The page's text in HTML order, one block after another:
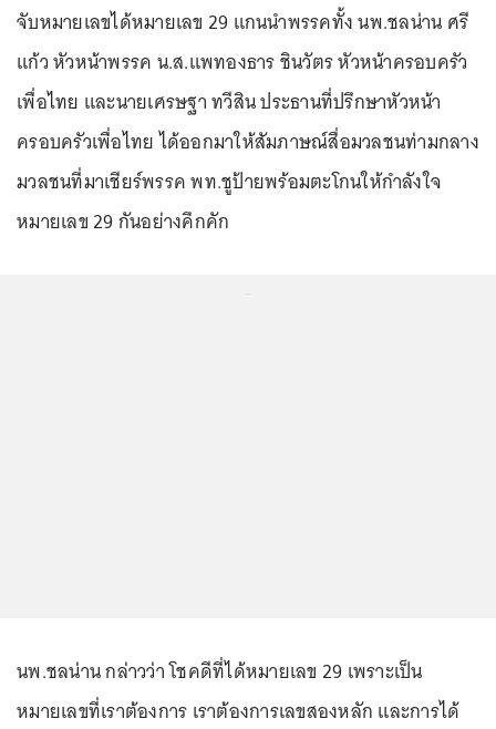
จับหมายเลขได้หมายเลข 29 แกนนำพรรคทั้ง นพ.ชลน่าน ศรี
แก้ว หัวหน้าพรรค น.ส.แพทองธาร ชินวัตร หัวหน้าครอบครัว
เพื่อไทย และนายเศรษฐา ทวีสิน ประธานที่ปรึกษาหัวหน้า
ครอบครัวเพื่อไทย ได้ออกมาให้สัมภาษณ์สื่อมวลชนท่ามกลาง
มวลชนที่มาเชียร์พรรค พท.ชูป้ายพร้อมตะโกนให้กำลังใจ
หมายเลข 29 กันอย่างคึกคัก
นพ.ชลน่าน กล่าวว่า โชคดีที่ได้หมายเลข 29 เพราะเป็น
หมายเลขที่เราต้องการ เราต้องการเลขสองหลัก และการได้